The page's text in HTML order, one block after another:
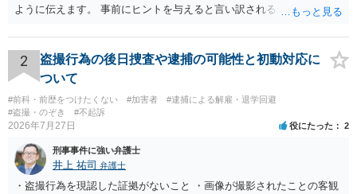
ように伝えます。 事前にヒントを与えると言い訳されるからです。 ・
たり →やはり痴漢として疑われているのでは。 そもそも痴漢をやって
ないのであれば、何も疑われる筋合いは無いわけですし狼狽える必要
はないですね。
2
盗撮行為の後日捜査や逮捕の可能性と初動対応に
ついて
#前科・前歴をつけたくない #加害者
#逮捕による解雇・退学回避
#盗撮・のぞき
#不起訴
2026年7月27日 役にたった 2
刑事事件に強い弁護士
井上 祐司 弁護士
・盗撮行為を現認した証拠がないこと ・画像が撮影されたことの客観